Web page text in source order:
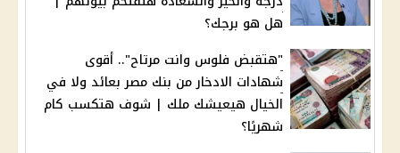
هل هو برجك؟
"هتقبض فلوس وانت مرتاح".. أقوى
شهادات الادخار من بنك مصر بعائد ولا في
الخيال هيعيشك ملك | شوف هتكسب كام
شهريًا؟